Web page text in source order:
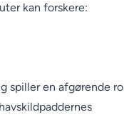
kan forskere:
spiller en afgørende